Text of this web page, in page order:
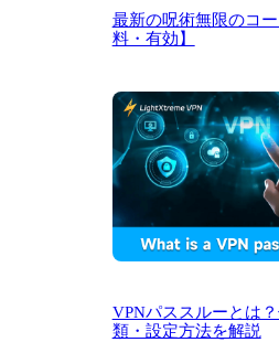
最新の呪術無限のコ
料・有効】
VPNパススルーとは
類・設定方法を解説